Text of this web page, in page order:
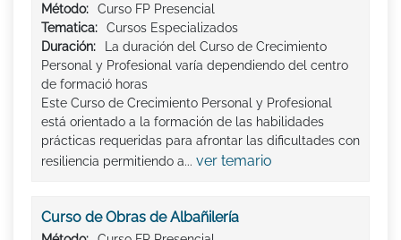
Método:
Curso FP Presencial
Tematica:
Cursos Especializados
Duración:
La duración del Curso de Crecimiento
Personal y Profesional varía dependiendo del centro
de formació horas
Este Curso de Crecimiento Personal y Profesional
está orientado a la formación de las habilidades
prácticas requeridas para afrontar las dificultades con
resiliencia permitiendo a... ver temario
Curso de Obras de Albañilería